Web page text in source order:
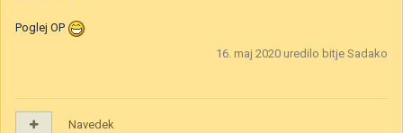
Poglej OP
16. maj 2020 uredilo bitje Sadako
Navedek